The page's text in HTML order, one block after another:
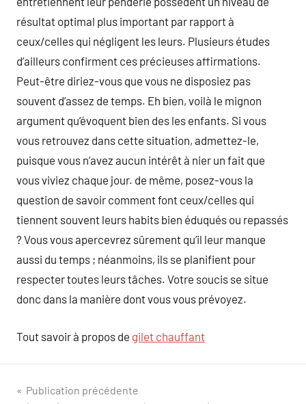
résultat optimal plus important par rapport à
ceux/celles qui négligent les leurs. Plusieurs études
d’ailleurs confirment ces précieuses affirmations.
Peut-être diriez-vous que vous ne disposiez pas
souvent d’assez de temps. Eh bien, voilà le mignon
argument qu’évoquent bien des les enfants. Si vous
vous retrouvez dans cette situation, admettez-le,
puisque vous n’avez aucun intérêt à nier un fait que
vous viviez chaque jour. de même, posez-vous la
question de savoir comment font ceux/celles qui
tiennent souvent leurs habits bien éduqués ou repassés
? Vous vous apercevrez sûrement qu’il leur manque
aussi du temps ; néanmoins, ils se planifient pour
respecter toutes leurs tâches. Votre soucis se situe
donc dans la manière dont vous vous prévoyez.
Tout savoir à propos de gilet chauffant
Navigation
Publication précédente